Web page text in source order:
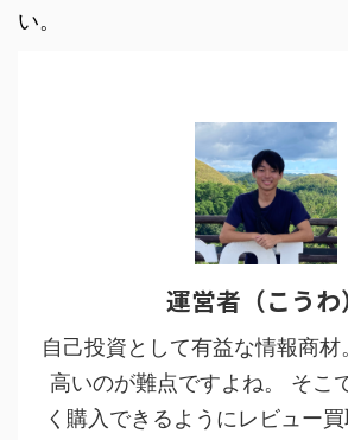
い。
運営者（こうわ）
自己投資として有益な情報商
高いのが難点ですよね。 そこ
く購入できるようにレビュー